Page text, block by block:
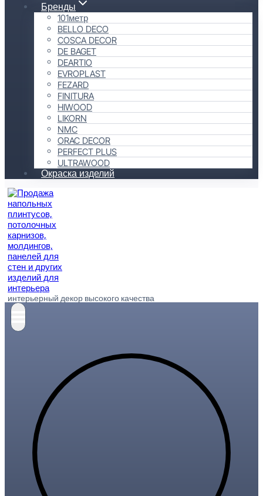
Бренды
101метр
BELLO DECO
COSCA DECOR
DE BAGET
DEARTIO
EVROPLAST
FEZARD
FINITURA
HIWOOD
LIKORN
NMC
ORAC DECOR
PERFECT PLUS
ULTRAWOOD
Окраска изделий
интерьерный декор высокого качества